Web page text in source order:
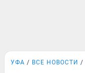
УФА ВСЕ НОВОСТИ